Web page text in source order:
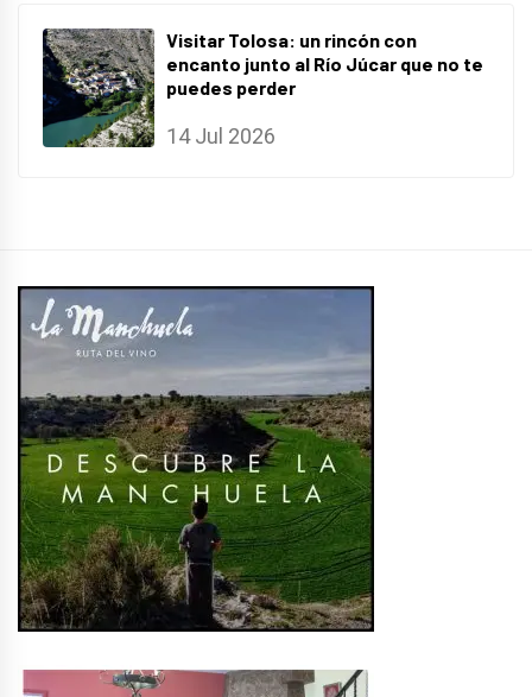
Visitar Tolosa: un rincón con
encanto junto al Río Júcar que no te
puedes perder
14 Jul 2026